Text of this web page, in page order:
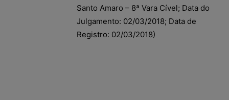
Santo Amaro – 8ª Vara Cível; Data do
Julgamento: 02/03/2018; Data de
Registro: 02/03/2018)